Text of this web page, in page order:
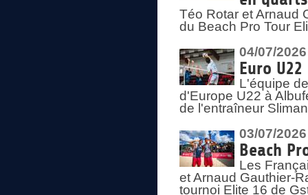
Téo Rotar et Arnaud
du Beach Pro Tour
04/07/2026
Euro
L'équipe
d'Europe U22 à
de l'entraîneur
03/07/2026
Beach
Les
et Arnaud Gauthier-
tournoi Elite 16 de